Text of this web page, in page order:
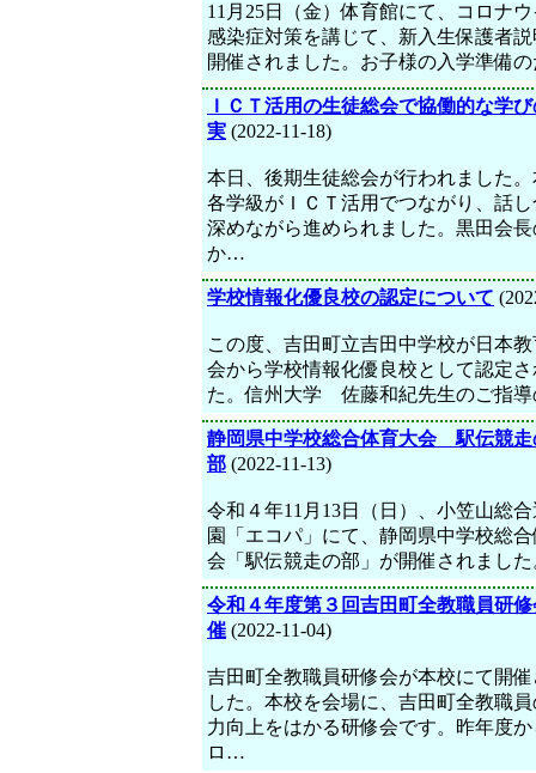
11月25日（金）体育館にて、コロナ
感染症対策を講じて、新入生保護者
開催されました。お子様の入学準備
ＩＣＴ活用の生徒総会で協働的な学
実 (2022-11-18)
本日、後期生徒総会が行われました
各学級がＩＣＴ活用でつながり、話
深めながら進められました。黒田会
か…
学校情報化優良校の認定について
この度、吉田町立吉田中学校が日本
会から学校情報化優良校として認定
た。信州大学 佐藤和紀先生のご指
静岡県中学校総合体育大会 駅伝競走
部 (2022-11-13)
令和４年11月13日（日）、小笠山総
園「エコパ」にて、静岡県中学校総
会「駅伝競走の部」が開催されまし
令和４年度第３回吉田町全教職員研
催 (2022-11-04)
吉田町全教職員研修会が本校にて開
した。本校を会場に、吉田町全教職
力向上をはかる研修会です。昨年度
ロ…